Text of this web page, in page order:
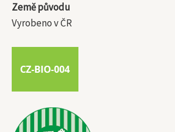
Země původu
Vyrobeno v ČR